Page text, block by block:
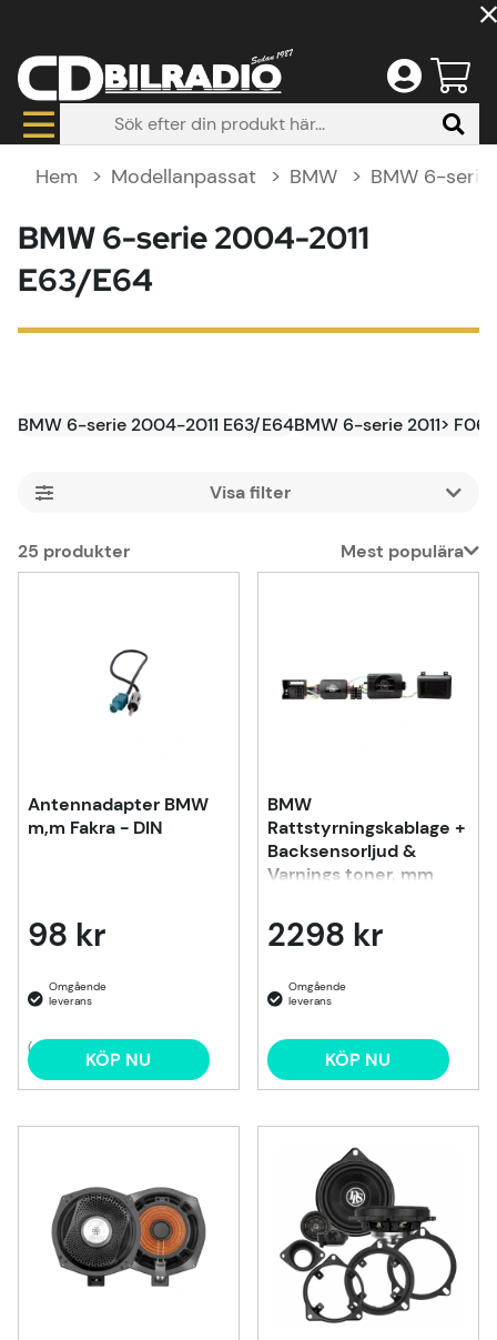
Hem Modellanpassat BMW BMW 6-serie
BMW 6-serie 2004-2011
E63/E64
BMW 6-serie 2004-2011 E63/E64BMW 6-serie 2011> F06/
Filtrera
25 produkter
Mest populära
Antennadapter BMW
m,m Fakra - DIN
98 kr
(4) KÖP NU
BMW
Rattstyrningskablage +
Backsensorljud &
Varnings toner, mm
2298 kr
KÖP NU